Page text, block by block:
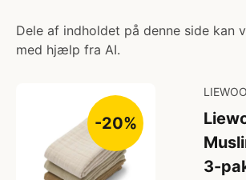
Dele af indholdet på denne side kan
med hjælp fra AI.
-20%
3-